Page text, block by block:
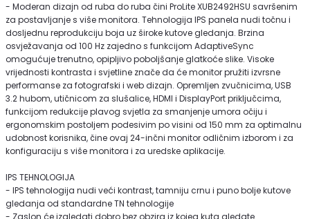
- Moderan dizajn od ruba do ruba čini ProLite XUB2492HSU savršenim
za postavljanje s više monitora. Tehnologija IPS panela nudi točnu i
dosljednu reprodukciju boja uz široke kutove gledanja. Brzina
osvježavanja od 100 Hz zajedno s funkcijom AdaptiveSync
omogućuje trenutno, opipljivo poboljšanje glatkoće slike. Visoke
vrijednosti kontrasta i svjetline znače da će monitor pružiti izvrsne
performanse za fotografski i web dizajn. Opremljen zvučnicima, USB
3.2 hubom, utičnicom za slušalice, HDMI i DisplayPort priključcima,
funkcijom redukcije plavog svjetla za smanjenje umora očiju i
ergonomskim postoljem podesivim po visini od 150 mm za optimalnu
udobnost korisnika, čine ovaj 24-inčni monitor odličnim izborom i za
konfiguraciju s više monitora i za uredske aplikacije.
IPS TEHNOLOGIJA
- IPS tehnologija nudi veći kontrast, tamniju crnu i puno bolje kutove
gledanja od standardne TN tehnologije